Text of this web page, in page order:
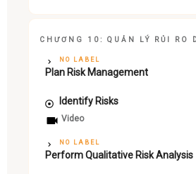
CHƯƠNG 10: QUẢN LÝ RỦI RO
NO LABEL
Plan Risk Management
Identify Risks
Video
NO LABEL
Perform Qualitative Risk Analysis